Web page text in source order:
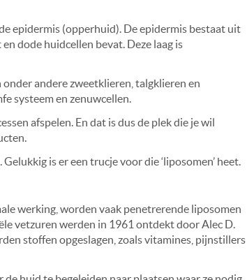
epidermis (opperhuid). De epidermis bestaat uit
dode huidcellen bevat. Deze laag is
andere zweetklieren, talgklieren en
systeem en zenuwcellen.
afspelen. En dat is dus de plek die je wil
is er een trucje voor die ‘liposomen’ heet.
werking, worden vaak penetrerende liposomen
vetzuren werden in 1961 ontdekt door Alec D.
stoffen opgeslagen, zoals vitamines, pijnstillers